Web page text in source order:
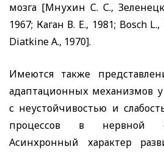
мозга [Мнухин С. С.,
1967; Каган В. Е., 1981; Bosch L.,
Diatkine A., 1970].
Имеются также
адаптационных механизмов
с неустойчивостью и
процессов в нервной
Асинхронный характер